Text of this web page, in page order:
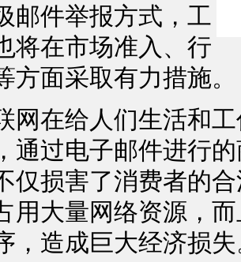
邮件举报方式，工
将在市场准入、行
方面采取有力措施。
在给人们生活和工
通过电子邮件进行
仅损害了消费者的
用大量网络资源，
，造成巨大经济损